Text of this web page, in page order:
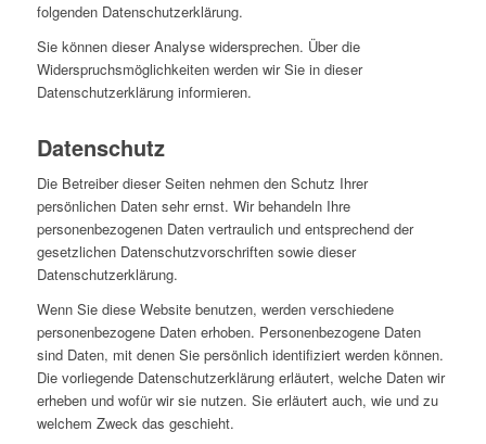
folgenden Datenschutzerklärung.
Sie können dieser Analyse widersprechen. Über die
Widerspruchsmöglichkeiten werden wir Sie in dieser
Datenschutzerklärung informieren.
Datenschutz
Die Betreiber dieser Seiten nehmen den Schutz Ihrer
persönlichen Daten sehr ernst. Wir behandeln Ihre
personenbezogenen Daten vertraulich und entsprechend der
gesetzlichen Datenschutzvorschriften sowie dieser
Datenschutzerklärung.
Wenn Sie diese Website benutzen, werden verschiedene
personenbezogene Daten erhoben. Personenbezogene Daten
sind Daten, mit denen Sie persönlich identifiziert werden können.
Die vorliegende Datenschutzerklärung erläutert, welche Daten wir
erheben und wofür wir sie nutzen. Sie erläutert auch, wie und zu
welchem Zweck das geschieht.